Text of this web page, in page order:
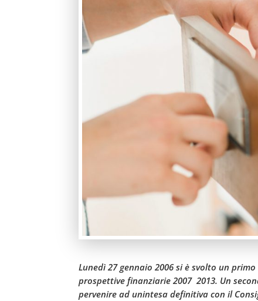
Lunedì 27 gennaio 2006 si è svolto un
prospettive finanziarie 2007  2013. Un
pervenire ad unintesa definitiva con il